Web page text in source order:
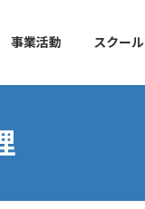
事業活動 スクール